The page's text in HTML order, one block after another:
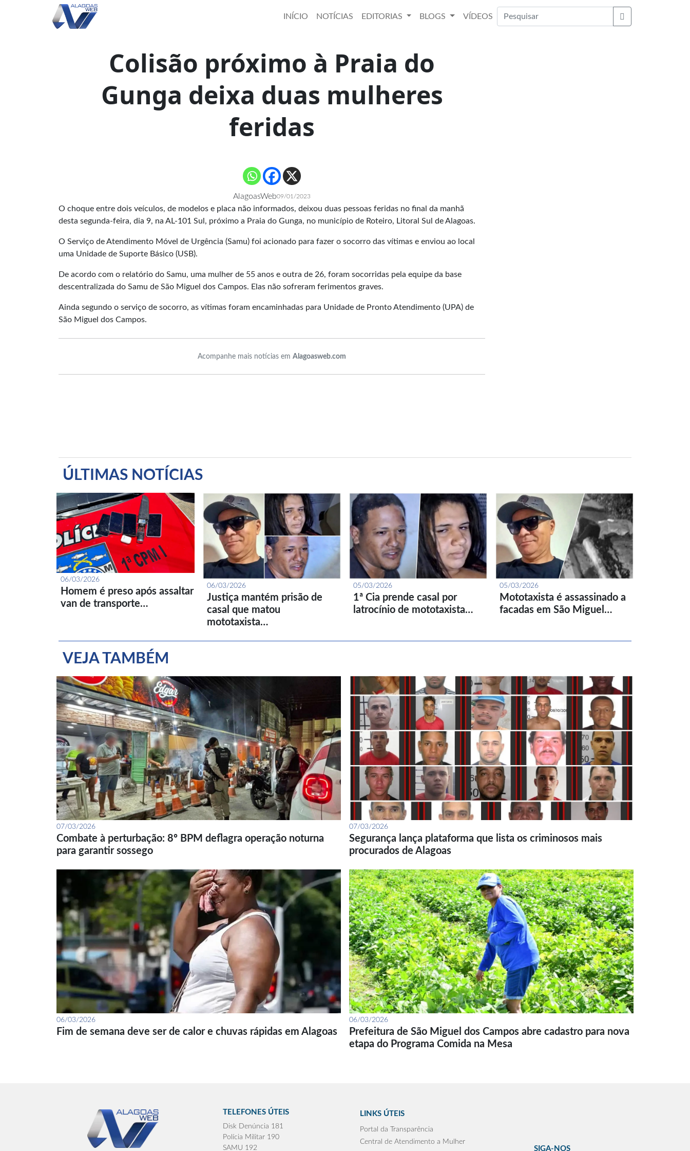
INÍCIO NOTÍCIAS EDITORIAS BLOGS
VÍDEOS
Buscar
Colisão próximo à Praia do
Gunga deixa duas mulheres
feridas
AlagoasWeb09/01/2023
O choque entre dois veículos, de modelos e placa não informados, deixou duas pessoas feridas no final da manhã
desta segunda-feira, dia 9, na AL-101 Sul, próximo a Praia do Gunga, no município de Roteiro, Litoral Sul de Alagoas.
O Serviço de Atendimento Móvel de Urgência (Samu) foi acionado para fazer o socorro das vítimas e enviou ao local
uma Unidade de Suporte Básico (USB).
De acordo com o relatório do Samu, uma mulher de 55 anos e outra de 26, foram socorridas pela equipe da base
descentralizada do Samu de São Miguel dos Campos. Elas não sofreram ferimentos graves.
Ainda segundo o serviço de socorro, as vítimas foram encaminhadas para Unidade de Pronto Atendimento (UPA) de
São Miguel dos Campos.
Acompanhe mais notícias em Alagoasweb.com
ÚLTIMAS NOTÍCIAS
06/03/2026
Homem é preso após assaltar
van de transporte…
06/03/2026
Justiça mantém prisão de
casal que matou
mototaxista…
05/03/2026
1ª Cia prende casal por
latrocínio de mototaxista…
05/03/2026
Mototaxista é assassinado a
facadas em São Miguel…
VEJA TAMBÉM
07/03/2026
Combate à perturbação: 8º BPM deflagra operação noturna
para garantir sossego
07/03/2026
Segurança lança plataforma que lista os criminosos mais
procurados de Alagoas
06/03/2026
Fim de semana deve ser de calor e chuvas rápidas em Alagoas
06/03/2026
Prefeitura de São Miguel dos Campos abre cadastro para nova
etapa do Programa Comida na Mesa
TELEFONES ÚTEIS
Disk Denúncia 181
Polícia Militar 190
SAMU 192
LINKS ÚTEIS
Portal da Transparência
Central de Atendimento a Mulher
SIGA-NOS